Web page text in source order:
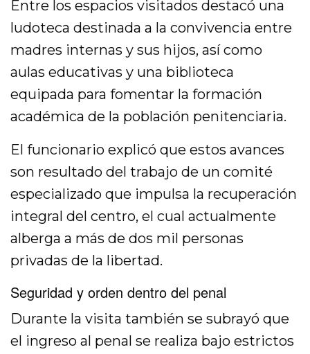
Entre los espacios visitados destacó una
ludoteca destinada a la convivencia entre
madres internas y sus hijos, así como
aulas educativas y una biblioteca
equipada para fomentar la formación
académica de la población penitenciaria.
El funcionario explicó que estos avances
son resultado del trabajo de un comité
especializado que impulsa la recuperación
integral del centro, el cual actualmente
alberga a más de dos mil personas
privadas de la libertad.
Seguridad y orden dentro del penal
Durante la visita también se subrayó que
el ingreso al penal se realiza bajo estrictos